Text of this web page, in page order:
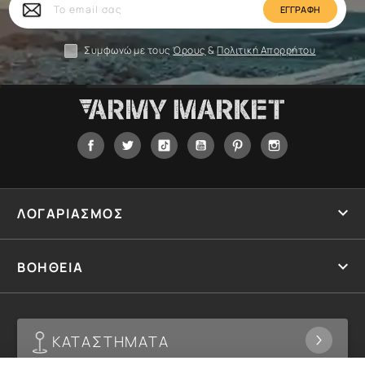
email
σας
Συμφωνώ με τουςΌρους &Πολιτική Απορρήτου
FacebookTwitter Tiktok YouTube Pinterest
ΚΑΤΑΣΤΗΜΑΤΑ
ΒΟΗΘΕΙΑ 
ΛΟΓΑΡΙΑΣΜΟΣ 